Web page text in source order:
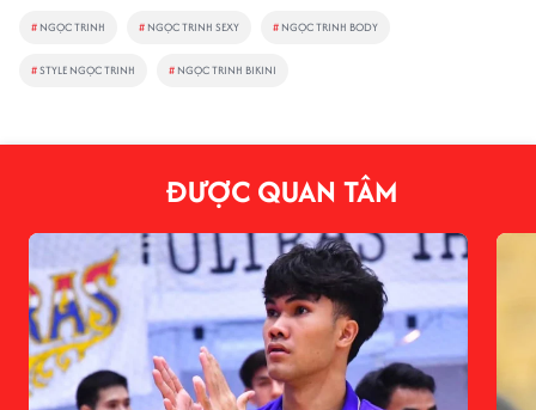
# NGỌC TRINH # NGỌC TRINH SEXY # NGỌC TRINH BODY
#STYLE NGỌC TRINH # NGỌC TRINH BIKINI
ĐƯỢC QUAN TÂM